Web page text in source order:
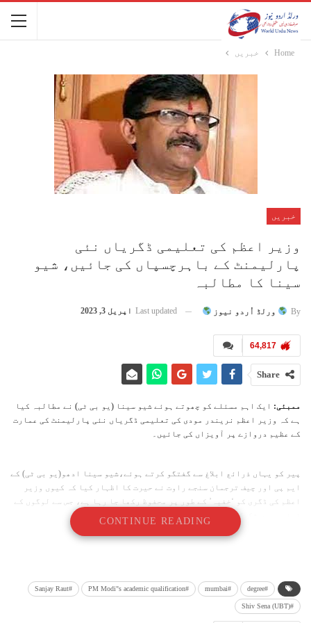
Home خبریں
خبریں
وزیر اعظم کی تعلیمی ڈگریاں نئی
پارلیمنٹ کے باہرچسپاں کی جائیں، شیو
سینا کا مطالبہ
By ورلڈ اُردو نیوز Last updated اپریل 3, 2023
64,817
Share
ممبئی: ایک اہم مسئلے کو چھوتے ہوئے شیو سینا (یو بی ٹی) نے مطالبہ کیا
ہے کہ وزیر اعظم نریندر مودی کی تعلیمی ڈگریاں نئی پارلیمنٹ کی عمارت
کے عظیم دروازے پر آویزاں کی جائیں۔
پیر کو یہاں ذرائع ابلاغ سے گفتگو کرتے ہوئے،شیو سینا ادھو(یو بی ٹی) کے
ایم پی اور چیف ترجمان سنجے راوت نے حیرت کا اظہار کیا کہ کیوں وزیر
اعظم کی ڈگری کو ‘خفیہ’ کے طور پر محفوظ رکھا جا رہا ہے، جس سے لوگوں کے
ذہنوں میں شکوک پیدا ہو رہے ہیں۔
انہوں نے کہاکہ” لوگ وزیر اعظم کی ڈگری کو جعلی قرار دے رہے ہیں… میں
چاہیے تاکہ لوگ اس کے بارے میں شکوک و شبہات پیدا کرنے سے باز رہیں،‘‘
CONTINUE READING
#degree
#mumbai
#PM Modi"s academic qualification
#Sanjay Raut
#Shiv Sena (UBT)